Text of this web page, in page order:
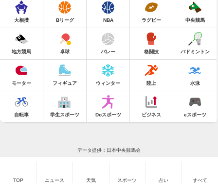
大相撲 Bリーグ NBA ラグビー 中央競馬
地方競馬 卓球 バレー 格闘技 バドミントン
モーター フィギュア ウィンター 陸上 水泳
自転車 学生スポーツ Doスポーツ ビジネス eスポーツ
データ提供：日本中央競馬会
TOP ニュース 天気 スポーツ 占い すべて